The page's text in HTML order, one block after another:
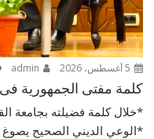
كلمة مفتى الجمهورية
*خلال كلمة فضيلته بجامعة
*الوعي الديني الصحيح يصوغ